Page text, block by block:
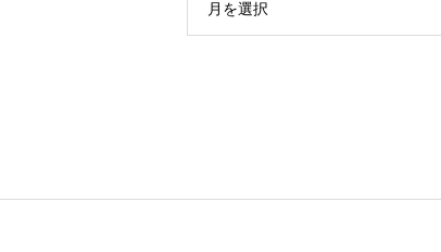
月を選択